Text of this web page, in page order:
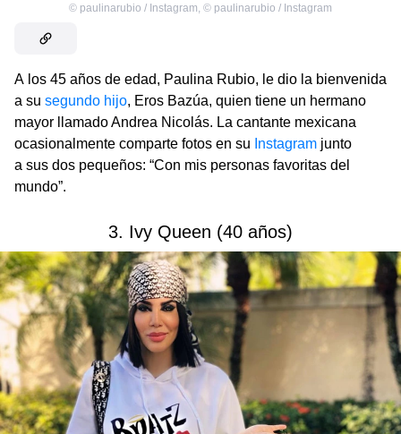
© paulinarubio / Instagram, © paulinarubio / Instagram
A los 45 años de edad, Paulina Rubio, le dio la bienvenida
a su segundo hijo, Eros Bazúa, quien tiene un hermano
mayor llamado Andrea Nicolás. La cantante mexicana
ocasionalmente comparte fotos en su Instagram junto
a sus dos pequeños: “Con mis personas favoritas del
mundo”.
3. Ivy Queen (40 años)